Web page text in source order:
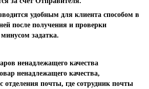
удобным для клиента способом в
после получения и проверки
задатка.
ненадлежащего качества
ненадлежащего качества,
отделения почты, где сотрудник почты